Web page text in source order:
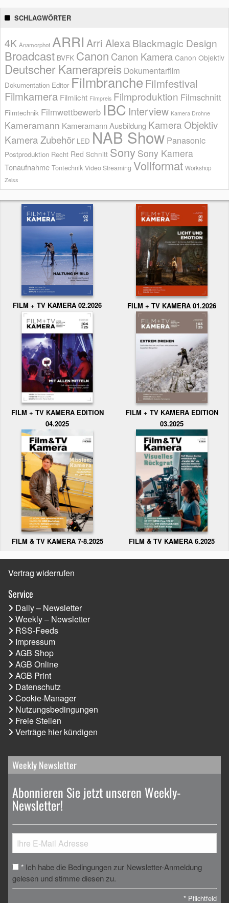
SCHLAGWÖRTER
4K Anamorphot ARRI Arri AlexaBlackmagic Design
Broadcast BVFK Canon Canon Kamera Canon Objektiv
Deutscher Kamerapreis Dokumentarfilm
Dokumentation Editor Filmbranche Filmfestival
Filmkamera Filmlicht Filmpreis Filmproduktion Filmschnitt
Filmtechnik Filmwettbewerb IBC Interview Kamera Drohne
Kameramann Kameramann Ausbildung Kamera Objektiv
Kamera Zubehör LED NAB Show Panasonic
Postproduktion Recht Red Schnitt Sony Sony Kamera
Tonaufnahme Tontechnik Video Streaming Vollformat Workshop
Zeiss
FILM + TV KAMERA 02.2026 FILM + TV KAMERA 01.2026
FILM + TV KAMERA EDITION
04.2025
FILM + TV KAMERA EDITION
03.2025
FILM & TV KAMERA 7-8.2025 FILM & TV KAMERA 6.2025
Vertrag widerrufen
Service
Daily – Newsletter
Weekly – Newsletter
RSS-Feeds
Impressum
AGB Shop
AGB Online
AGB Print
Datenschutz
Cookie-Manager
Nutzungsbedingungen
Freie Stellen
Verträge hier kündigen
Weekly Newsletter
Abonnieren Sie jetzt unseren Weekly-
Newsletter!
* Ich habe die Bedingungen zur Newsletter-Anmeldung
gelesen und stimme diesen zu.
* Pflichtfeld